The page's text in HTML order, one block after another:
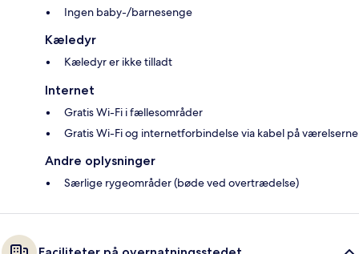
Ingen baby-/barnesenge
Kæledyr
Kæledyr er ikke tilladt
Internet
Gratis Wi-Fi i fællesområder
Gratis Wi-Fi og internetforbindelse via kabel på værelserne
Andre oplysninger
Særlige rygeområder (bøde ved overtrædelse)